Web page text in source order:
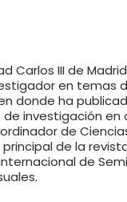
Carlos III de
en temas
donde ha
investigación en
de
de la
de